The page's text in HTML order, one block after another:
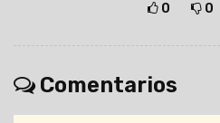
0 0
Comentarios